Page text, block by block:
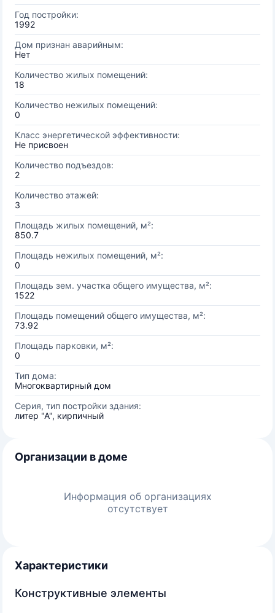
Год постройки:
1992
Дом признан аварийным:
Нет
Количество жилых помещений:
18
Количество нежилых помещений:
0
Класс энергетической эффективности:
Не присвоен
Количество подъездов:
2
Количество этажей:
3
Площадь жилых помещений, м²:
850.7
Площадь нежилых помещений, м²:
0
Площадь зем. участка общего имущества, м²:
1522
Площадь помещений общего имущества, м²:
73.92
Площадь парковки, м²:
0
Тип дома:
Многоквартирный дом
Серия, тип постройки здания:
литер "А", кирпичный
Организации в доме
Информация об организациях
отсутствует
Характеристики
Конструктивные элементы